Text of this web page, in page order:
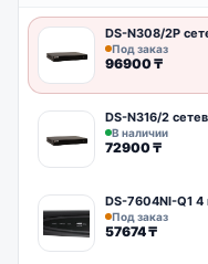
DS-N308/2P
Под заказ
96900₸
DS-N316/2
В наличии
72900₸
DS-7604NI-Q1 4
Под заказ
57674₸